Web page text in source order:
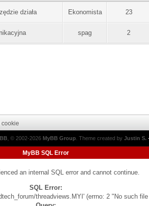
działa Ekonomista 23
spag 2
cookie
, © 2002-2026 MyBB Group Theme created by Justin S.
MyBB SQL Error
an internal SQL error and cannot continue.
SQL Error:
threadviews.MYI' (errno: 2 "No such